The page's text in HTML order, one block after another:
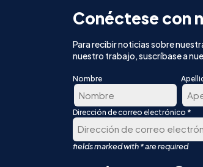
Conéctese con
Para recibir noticias sobre
nuestro trabajo, suscríbase a
Nombre
En
primer
lugar
Dirección de correo electrónico *